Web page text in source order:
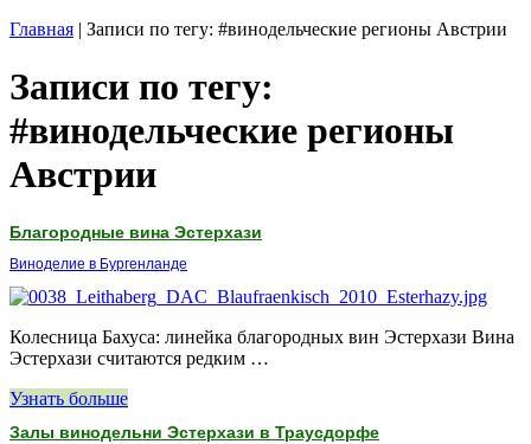
Главная | Записи по тегу: #винодельческие регионы Австрии
Записи по тегу:
#винодельческие регионы
Австрии
Благородные вина Эстерхази
Виноделие в Бургенланде
Колесница Бахуса: линейка благородных вин Эстерхази Ви­на
Эс­тер­ха­зи счи­та­ют­ся ред­ким …
Узнать больше
Залы винодельни Эстерхази в Траусдорфе